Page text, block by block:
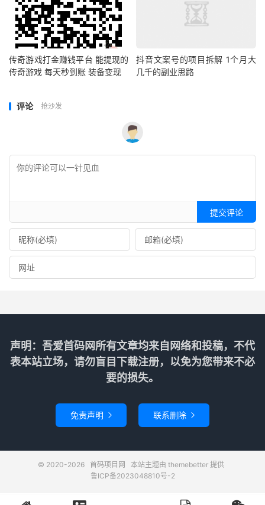
传奇游戏打金赚钱平台 能提现的
传奇游戏 每天秒到账 装备变现
抖音文案号的项目拆解 1个月大
几千的副业思路
评论 抢沙发
提交评论
声明：吾爱首码网所有文章均来自网络和投稿，不代
表本站立场，请勿盲目下载注册，以免为您带来不必
要的损失。
免责声明  联系删除 
© 2020-2026 首码项目网 本站主题由 themebetter提供
鲁ICP备2023048810号-2